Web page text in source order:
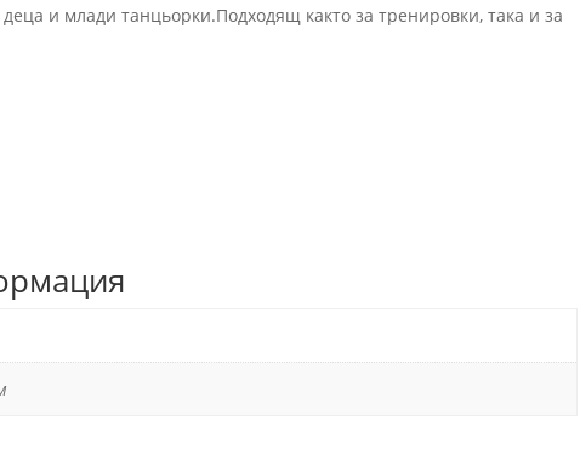
и млади танцьорки.Подходящ както за тренировки, така и за